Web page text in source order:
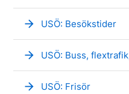
arrow_forward USÖ: Besökstider
arrow_forward USÖ: Buss,
arrow_forward USÖ: Frisör